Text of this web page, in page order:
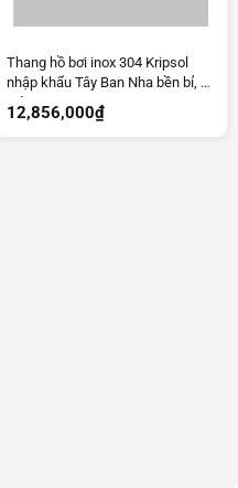
Thang hồ bơi inox 304 Kripsol
nhập khẩu Tây Ban Nha bền bỉ, an
toàn
12,856,000₫